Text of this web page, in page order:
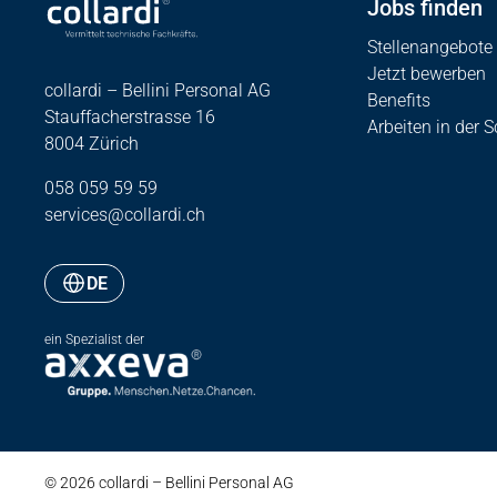
collardi – Bellini Personal AG
Stauffacherstrasse 16
8004 Zürich
058 059 59 59
services@collardi.ch
DE
ein Spezialist der
Jobs finden
Stellenangebote
Jetzt bewerben
Benefits
Arbeiten in der
© 2026 collardi – Bellini Personal AG